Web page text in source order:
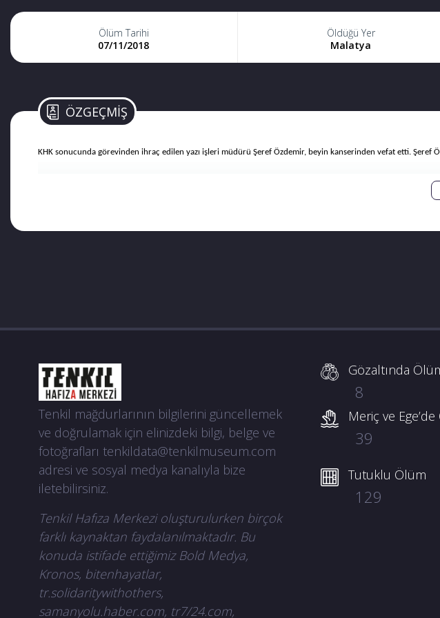
Ölüm Tarihi
07/11/2018
Öldüğü Yer
Malatya
ÖZGEÇMİŞ
KHK sonucunda görevinden ihraç edilen yazı işleri müdürü Şeref Özdemir, beyin kanserinden vefat etti. Şeref
Tenkil mağdurlarının bilgilerini güncellemek
ve doğrulamak için elinizdeki bilgi, belge ve
fotoğrafları tenkildata@tenkilmuseum.com
adresi ve sosyal medya kanalıyla bize
iletebilirsiniz.
Tenkil Hafıza Merkezi oluşturulurken birçok
farklı kaynaktan faydalanılmaktadır. Bu
konuda istifade ettiğimiz Bold Medya,
Kronos, bitenhayatlar,
tr.solidaritywithothers,
samanyolu.haber.com, tr7/24.com,
Gözaltında
8
Meriç ve
39
Tutuklu Ölüm
129